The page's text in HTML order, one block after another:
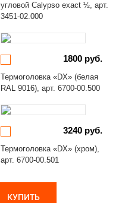
угловой Calypso exact ½, арт.
3451-02.000
1800 руб.
Термоголовка «DX» (белая
RAL 9016), арт. 6700-00.500
3240 руб.
Термоголовка «DX» (хром),
арт. 6700-00.501
КУПИТЬ